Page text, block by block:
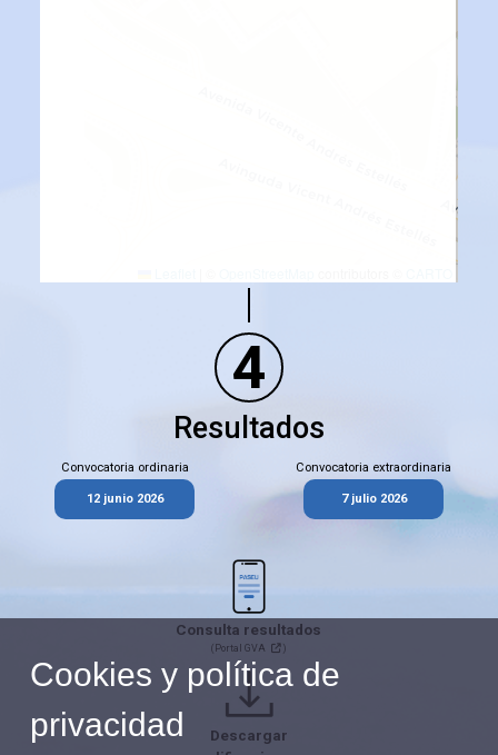
4
Resultados
Convocatoria ordinaria
12 junio 2026
Convocatoria extraordinaria
7 julio 2026
Consulta resultados
(Portal GVA )
Descargar
Cookies y política de
privacidad